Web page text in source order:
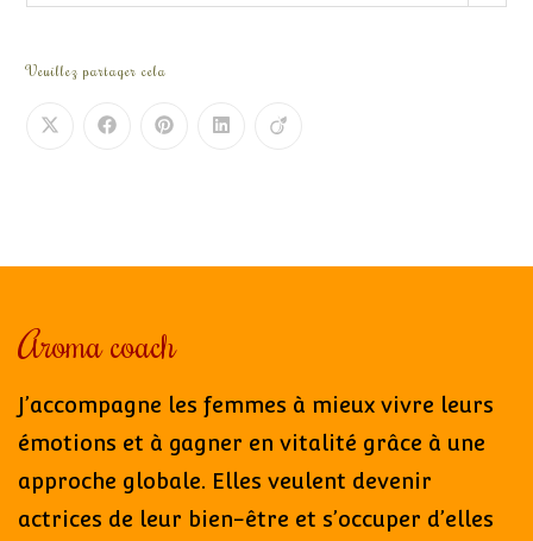
Veuillez partager cela
Aroma coach
J’accompagne les femmes à mieux vivre leurs
émotions et à gagner en vitalité grâce à une
approche globale. Elles veulent devenir
actrices de leur bien-être et s’occuper d’elles